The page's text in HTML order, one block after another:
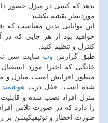
بدهد كه كسی در منزل حضور
موردنظر نقشه نكشند.
این توانایی بدین معناست كه
خواهید بود از هر جایی كه
كنترل و تنظیم كنید.
طبق گزارش وب سایت سی
خانگی كه اخیرا مورد
منظور افزایش امنیت منازل و
شده است، قفل درب هوشمند
منزل افراد نصب شده و
را دارد كه در صورت تلاش
صورت اخطار و نوتیفیكیشن بر